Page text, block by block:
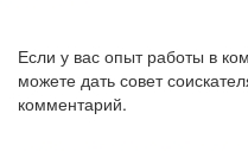
Если у вас опыт работы в
можете дать совет
комментарий.